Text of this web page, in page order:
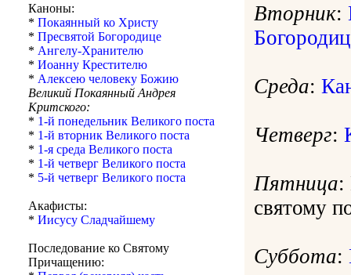
Каноны:
* Покаянный ко Христу
* Пресвятой Богородице
* Ангелу-Хранителю
* Иоанну Крестителю
* Алексею человеку Божию
Великий Покаянный Андрея
Критского:
* 1-й понедельник Великого поста
* 1-й вторник Великого поста
* 1-я среда Великого поста
* 1-й четверг Великого поста
* 5-й четверг Великого поста
Акафисты:
* Иисусу Сладчайшему
Последование ко Святому
Причащению:
Вторник:
Среда:
Четверг:
Пятница:
святому
Суббота: